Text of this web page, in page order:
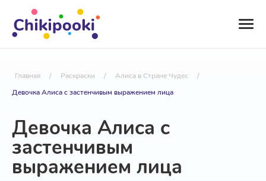
Главная / Раскраски / Алиса в Стране Чудес
/
Девочка Алиса с застенчивым выражением лица
Девочка Алиса с
застенчивым
выражением лица